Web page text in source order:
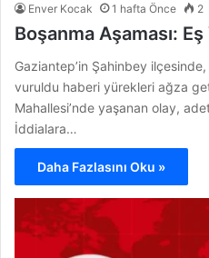
Enver Kocak 1 hafta Önce 2
Boşanma Aşaması:
Gaziantep’in Şahinbey
vuruldu haberi yürekleri ağza
Mahallesi’nde yaşanan olay,
İddialara…
Daha Fazlasını Oku »